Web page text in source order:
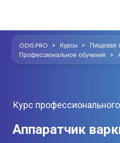
ODIS.PRO > Курсы > Пищевая
Профессиональное обучение >
Курс
Аппаратчик